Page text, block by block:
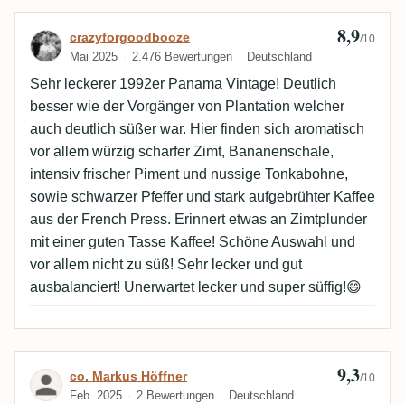
Bewertung von crazyforgoodbooze
crazyforgoodbooze
Mai 2025 2.476 Bewertungen Deutschland
8,9/10
Sehr leckerer 1992er Panama Vintage! Deutlich
besser wie der Vorgänger von Plantation welcher
auch deutlich süßer war. Hier finden sich aromatisch
vor allem würzig scharfer Zimt, Bananenschale,
intensiv frischer Piment und nussige Tonkabohne,
sowie schwarzer Pfeffer und stark aufgebrühter Kaffee
aus der French Press. Erinnert etwas an Zimtplunder
mit einer guten Tasse Kaffee! Schöne Auswahl und
vor allem nicht zu süß! Sehr lecker und gut
ausbalanciert! Unerwartet lecker und super süffig!😄
Bewertung von co. Markus Höffner
co. Markus Höffner
Feb. 2025 2 Bewertungen Deutschland
9,3/10